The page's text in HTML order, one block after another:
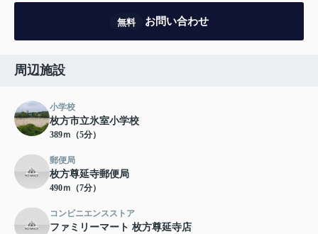
無料 お問い合わせ
周辺施設
小学校
枚方市立氷室小学校
389ｍ（5分）
郵便局
枚方尊延寺郵便局
490ｍ（7分）
コンビニエンスストア
ファミリーマート 枚方尊延寺店